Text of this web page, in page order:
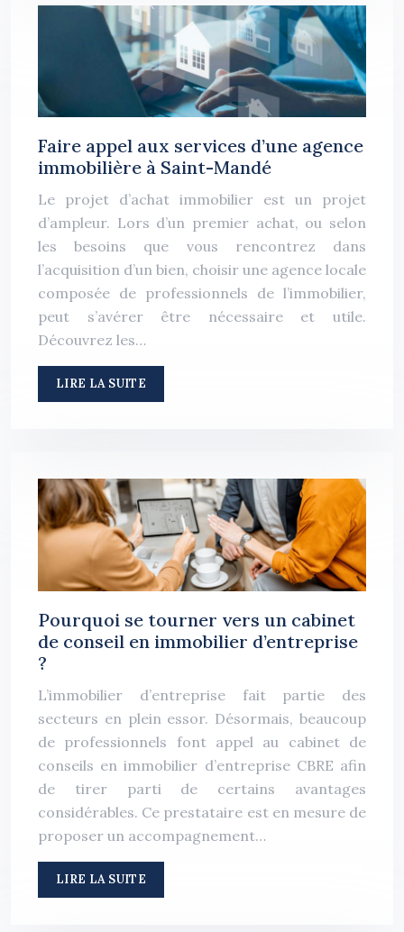
Faire appel aux services d’une agence
immobilière à Saint-Mandé
Le projet d’achat immobilier est un projet
d’ampleur. Lors d’un premier achat, ou selon
les besoins que vous rencontrez dans
l’acquisition d’un bien, choisir une agence locale
composée de professionnels de l’immobilier,
peut s’avérer être nécessaire et utile.
Découvrez les…
LIRE LA SUITE
Pourquoi se tourner vers un cabinet
de conseil en immobilier d’entreprise
?
L’immobilier d’entreprise fait partie des
secteurs en plein essor. Désormais, beaucoup
de professionnels font appel au cabinet de
conseils en immobilier d’entreprise CBRE afin
de tirer parti de certains avantages
considérables. Ce prestataire est en mesure de
proposer un accompagnement…
LIRE LA SUITE